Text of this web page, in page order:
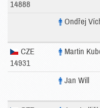
14888
Ondřej
CZE
14931
Martin
Jan Will